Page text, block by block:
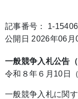
記事番号： 1-15406
公開日 2026年06月
一般競争入札公告
令和８年６月10日
一般競争入札に関